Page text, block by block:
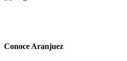
Conoce Aranjuez